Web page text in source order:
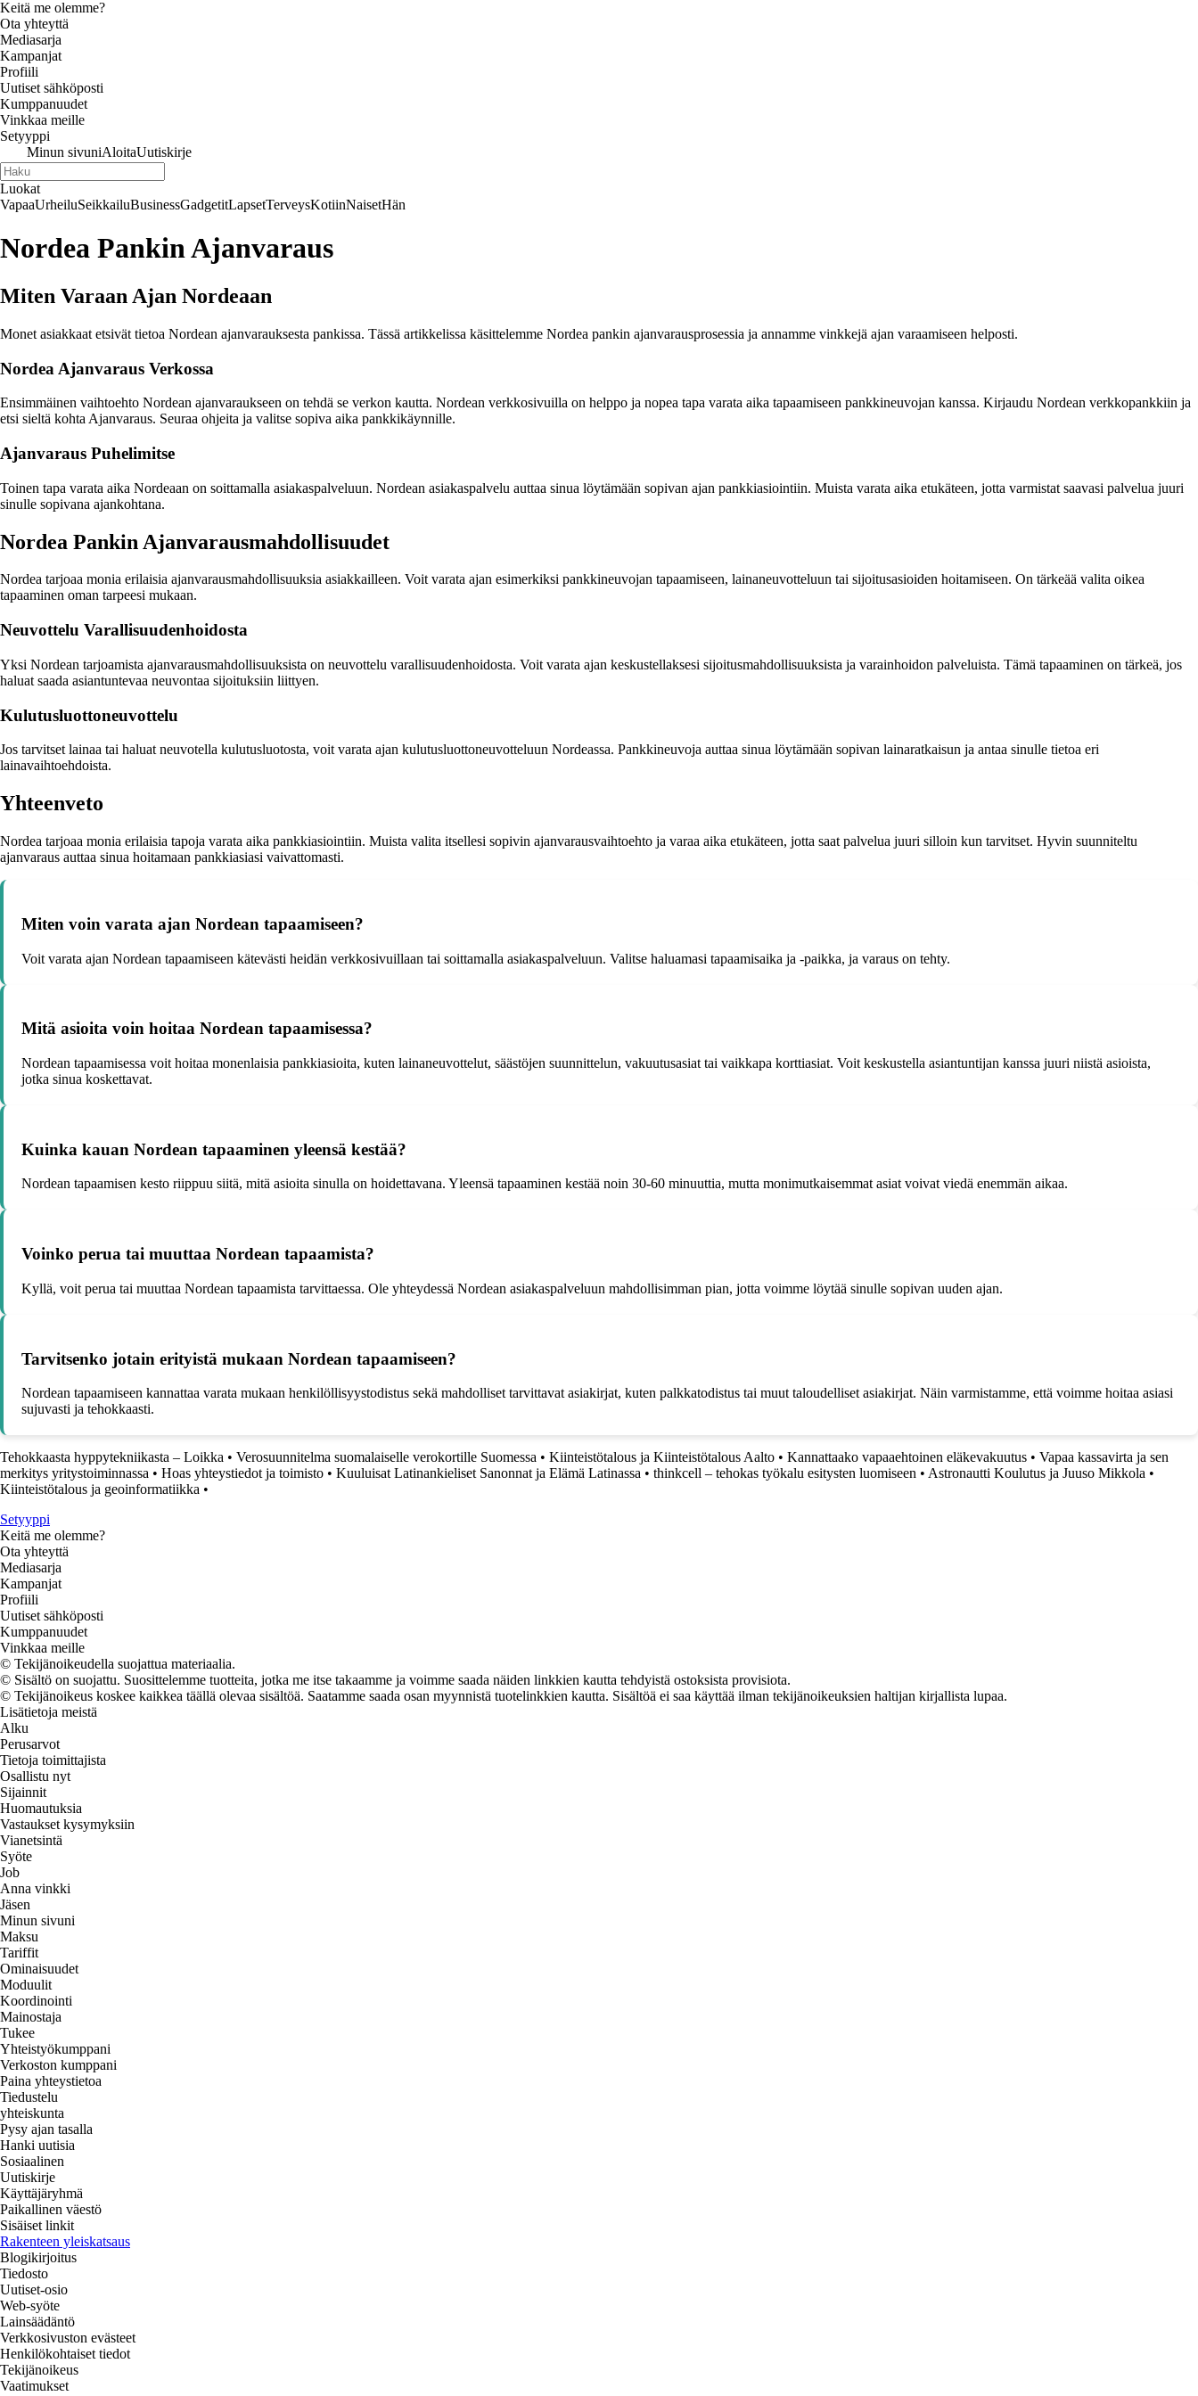
Keitä me olemme?
Ota yhteyttä
Mediasarja
Kampanjat
Profiili
Uutiset sähköposti
Kumppanuudet
Vinkkaa meille
Setyyppi
Minun sivuniAloitaUutiskirje
Luokat
VapaaUrheiluSeikkailuBusinessGadgetitLapsetTerveysKotiinNaisetHän
Nordea Pankin Ajanvaraus
Miten Varaan Ajan Nordeaan
Monet asiakkaat etsivät tietoa Nordean ajanvarauksesta pankissa. Tässä artikkelissa käsittelemme Nordea pankin ajanvarausprosessia ja annamme vinkkejä ajan varaamiseen helposti.
Nordea Ajanvaraus Verkossa
Ensimmäinen vaihtoehto Nordean ajanvaraukseen on tehdä se verkon kautta. Nordean verkkosivuilla on helppo ja nopea tapa varata aika tapaamiseen pankkineuvojan kanssa. Kirjaudu Nordean verkkopankkiin ja
etsi sieltä kohta Ajanvaraus. Seuraa ohjeita ja valitse sopiva aika pankkikäynnille.
Ajanvaraus Puhelimitse
Toinen tapa varata aika Nordeaan on soittamalla asiakaspalveluun. Nordean asiakaspalvelu auttaa sinua löytämään sopivan ajan pankkiasiointiin. Muista varata aika etukäteen, jotta varmistat saavasi palvelua juuri
sinulle sopivana ajankohtana.
Nordea Pankin Ajanvarausmahdollisuudet
Nordea tarjoaa monia erilaisia ajanvarausmahdollisuuksia asiakkailleen. Voit varata ajan esimerkiksi pankkineuvojan tapaamiseen, lainaneuvotteluun tai sijoitusasioiden hoitamiseen. On tärkeää valita oikea
tapaaminen oman tarpeesi mukaan.
Neuvottelu Varallisuudenhoidosta
Yksi Nordean tarjoamista ajanvarausmahdollisuuksista on neuvottelu varallisuudenhoidosta. Voit varata ajan keskustellaksesi sijoitusmahdollisuuksista ja varainhoidon palveluista. Tämä tapaaminen on tärkeä, jos
haluat saada asiantuntevaa neuvontaa sijoituksiin liittyen.
Kulutusluottoneuvottelu
Jos tarvitset lainaa tai haluat neuvotella kulutusluotosta, voit varata ajan kulutusluottoneuvotteluun Nordeassa. Pankkineuvoja auttaa sinua löytämään sopivan lainaratkaisun ja antaa sinulle tietoa eri
lainavaihtoehdoista.
Yhteenveto
Nordea tarjoaa monia erilaisia tapoja varata aika pankkiasiointiin. Muista valita itsellesi sopivin ajanvarausvaihtoehto ja varaa aika etukäteen, jotta saat palvelua juuri silloin kun tarvitset. Hyvin suunniteltu
ajanvaraus auttaa sinua hoitamaan pankkiasiasi vaivattomasti.
Miten voin varata ajan Nordean tapaamiseen?
Voit varata ajan Nordean tapaamiseen kätevästi heidän verkkosivuillaan tai soittamalla asiakaspalveluun. Valitse haluamasi tapaamisaika ja -paikka, ja varaus on tehty.
Mitä asioita voin hoitaa Nordean tapaamisessa?
Nordean tapaamisessa voit hoitaa monenlaisia pankkiasioita, kuten lainaneuvottelut, säästöjen suunnittelun, vakuutusasiat tai vaikkapa korttiasiat. Voit keskustella asiantuntijan kanssa juuri niistä asioista,
jotka sinua koskettavat.
Kuinka kauan Nordean tapaaminen yleensä kestää?
Nordean tapaamisen kesto riippuu siitä, mitä asioita sinulla on hoidettavana. Yleensä tapaaminen kestää noin 30-60 minuuttia, mutta monimutkaisemmat asiat voivat viedä enemmän aikaa.
Voinko perua tai muuttaa Nordean tapaamista?
Kyllä, voit perua tai muuttaa Nordean tapaamista tarvittaessa. Ole yhteydessä Nordean asiakaspalveluun mahdollisimman pian, jotta voimme löytää sinulle sopivan uuden ajan.
Tarvitsenko jotain erityistä mukaan Nordean tapaamiseen?
Nordean tapaamiseen kannattaa varata mukaan henkilöllisyystodistus sekä mahdolliset tarvittavat asiakirjat, kuten palkkatodistus tai muut taloudelliset asiakirjat. Näin varmistamme, että voimme hoitaa asiasi
sujuvasti ja tehokkaasti.
Tehokkaasta hyppytekniikasta – Loikka • Verosuunnitelma suomalaiselle verokortille Suomessa • Kiinteistötalous ja Kiinteistötalous Aalto • Kannattaako vapaaehtoinen eläkevakuutus • Vapaa kassavirta ja sen
merkitys yritystoiminnassa • Hoas yhteystiedot ja toimisto • Kuuluisat Latinankieliset Sanonnat ja Elämä Latinassa • thinkcell – tehokas työkalu esitysten luomiseen • Astronautti Koulutus ja Juuso Mikkola •
Kiinteistötalous ja geoinformatiikka •
Setyyppi
Keitä me olemme?
Ota yhteyttä
Mediasarja
Kampanjat
Profiili
Uutiset sähköposti
Kumppanuudet
Vinkkaa meille
© Tekijänoikeudella suojattua materiaalia.
© Sisältö on suojattu. Suosittelemme tuotteita, jotka me itse takaamme ja voimme saada näiden linkkien kautta tehdyistä ostoksista provisiota.
© Tekijänoikeus koskee kaikkea täällä olevaa sisältöä. Saatamme saada osan myynnistä tuotelinkkien kautta. Sisältöä ei saa käyttää ilman tekijänoikeuksien haltijan kirjallista lupaa.
Lisätietoja meistä
Alku
Perusarvot
Tietoja toimittajista
Osallistu nyt
Sijainnit
Huomautuksia
Vastaukset kysymyksiin
Vianetsintä
Syöte
Job
Anna vinkki
Jäsen
Minun sivuni
Maksu
Tariffit
Ominaisuudet
Moduulit
Koordinointi
Mainostaja
Tukee
Yhteistyökumppani
Verkoston kumppani
Paina yhteystietoa
Tiedustelu
yhteiskunta
Pysy ajan tasalla
Hanki uutisia
Sosiaalinen
Uutiskirje
Käyttäjäryhmä
Paikallinen väestö
Sisäiset linkit
Rakenteen yleiskatsaus
Blogikirjoitus
Tiedosto
Uutiset-osio
Web-syöte
Lainsäädäntö
Verkkosivuston evästeet
Henkilökohtaiset tiedot
Tekijänoikeus
Vaatimukset